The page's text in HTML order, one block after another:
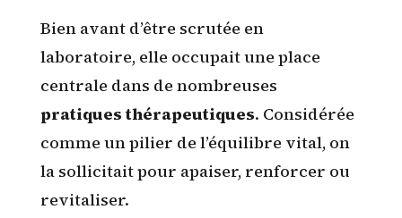
Bien avant d’être scrutée en
laboratoire, elle occupait une place
centrale dans de nombreuses
pratiques thérapeutiques. Considérée
comme un pilier de l’équilibre vital, on
la sollicitait pour apaiser, renforcer ou
revitaliser.